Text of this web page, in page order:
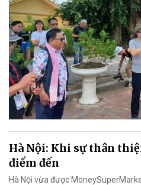
Hà Nội: Khi sự thân
điểm đến
Hà Nội vừa được